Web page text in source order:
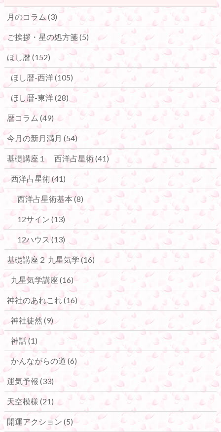
月のコラム(3)
ご挨拶・星の処方箋(5)
ほし暦(152)
ほし暦-西洋(105)
ほし暦-東洋(28)
暦コラム (49)
今月の新月満月 (54)
基礎講座１ 西洋占星術(41)
西洋占星術(41)
西洋占星術基本(8)
12サイン (13)
12ハウス(13)
基礎講座２ 九星気学 (16)
九星気学講座 (16)
神社のあれこれ(16)
神社徒然 (9)
神話(1)
かんながらの道 (6)
運気予報 (33)
天空模様 (21)
開運アクション (5)